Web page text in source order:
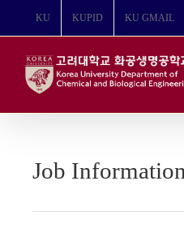
뛰
KU KUPID KU GMAIL
Job Information